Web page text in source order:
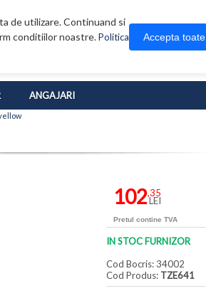
de utilizare. Continuand si
conditiilor noastre.Politica
Accepta toate
ANGAJARI
102,35
LEI
Pretul contine TVA
IN STOC FURNIZOR
Cod Bocris: 34002
Cod Produs: TZE641